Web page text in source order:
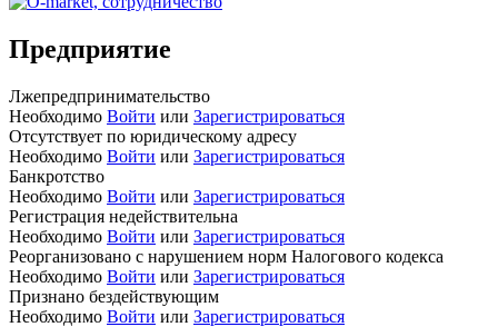
Предприятие
Лжепредпринимательство
Необходимо Войти или Зарегистрироваться
Отсутствует по юридическому адресу
Необходимо Войти или Зарегистрироваться
Банкротство
Необходимо Войти или Зарегистрироваться
Регистрация недействительна
Необходимо Войти или Зарегистрироваться
Реорганизовано с нарушением норм Налогового кодекса
Необходимо Войти или Зарегистрироваться
Признано бездействующим
Необходимо Войти или Зарегистрироваться